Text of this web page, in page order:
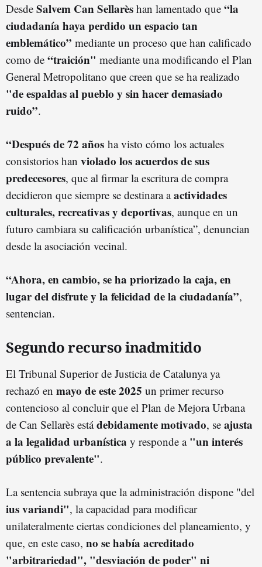
Desde Salvem Can Sellarès han lamentado que “la
ciudadanía haya perdido un espacio tan
emblemático” mediante un proceso que han calificado
como de “traición" mediante una modificando el Plan
General Metropolitano que creen que se ha realizado
"de espaldas al pueblo y sin hacer demasiado
ruido”.
“Después de 72 años ha visto cómo los actuales
consistorios han violado los acuerdos de sus
predecesores, que al firmar la escritura de compra
decidieron que siempre se destinara aactividades
culturales, recreativas y deportivas, aunque en un
futuro cambiara su calificación urbanística”, denuncian
desde la asociación vecinal.
“Ahora, en cambio, se ha priorizado la caja, en
lugar del disfrute y la felicidad de la ciudadanía”,
sentencian.
Segundo recurso inadmitido
El Tribunal Superior de Justicia de Catalunya ya
rechazó en mayo de este 2025 un primer recurso
contencioso al concluir que el Plan de Mejora Urbana
de Can Sellarès estádebidamente motivado, se ajusta
a la legalidad urbanística y responde a "un interés
público prevalente".
La sentencia subraya que la administración dispone "del
ius variandi", la capacidad para modificar
unilateralmente ciertas condiciones del planeamiento, y
que, en este caso, no se había acreditado
"arbitrariedad", "desviación de poder" ni